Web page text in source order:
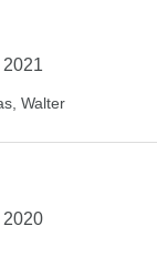
Walter
2020